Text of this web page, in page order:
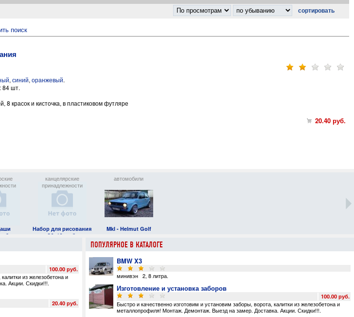
поиск
, синий, оранжевый.
: 84 шт.
8 красок и кисточка, в пластиковом футляре
20.40 руб.
канцелярские
принадлежности
Набор для рисования
20.40 руб.
автомобили
MkI - Helmut Golf
100.00 руб.
калитки из железобетона и
Акции. Скидки!!!.
20.40 руб.
ПОПУЛЯРНОЕ В КАТАЛОГЕ
BMW X3
минивэн 2, 8 литра.
Изготовление и установка заборов
100.00 руб.
Быстро и качественно изготовим и установим заборы, ворота, калитки из железобетона и
металлопрофиля! Монтаж. Демонтаж. Выезд на замер. Доставка. Акции. Скидки!!!.